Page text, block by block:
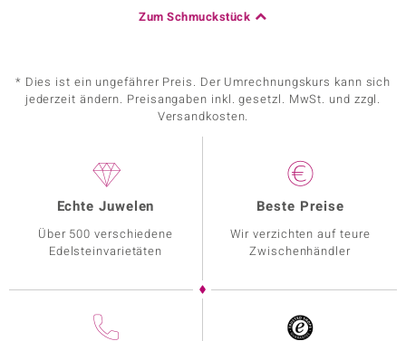
Zum Schmuckstück
* Dies ist ein ungefährer Preis. Der Umrechnungskurs kann sich
jederzeit ändern. Preisangaben inkl. gesetzl. MwSt. und zzgl.
Versandkosten.
Echte Juwelen
Über 500 verschiedene
Edelsteinvarietäten
Beste Preise
Wir verzichten auf teure
Zwischenhändler